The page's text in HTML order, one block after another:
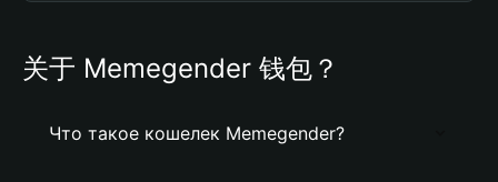
关于 Memegender 钱包？
Что такое кошелек Memegender?